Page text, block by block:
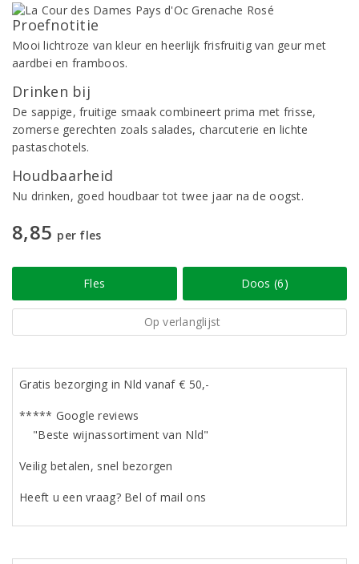
Proefnotitie
Mooi lichtroze van kleur en heerlijk frisfruitig van geur met
aardbei en framboos.
Drinken bij
De sappige, fruitige smaak combineert prima met frisse,
zomerse gerechten zoals salades, charcuterie en lichte
pastaschotels.
Houdbaarheid
Nu drinken, goed houdbaar tot twee jaar na de oogst.
8,85 per fles
Fles Doos (6)
Op verlanglijst
Gratis bezorging in Nld vanaf € 50,-
***** Google reviews
"Beste wijnassortiment van Nld"
Veilig betalen, snel bezorgen
Heeft u een vraag? Bel of mail ons